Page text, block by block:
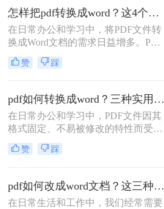
和适用场景，您可以根据自己的需求
选择最合适的方式。
怎样把pdf转换成word？这4个转换方法快收藏起来！
在日常办公和学习中，将PDF文件转
换成Word文档的需求日益增多。PDF
文件因其不易被编辑和修改的特性而
广受青睐，但在某些情况下，我们可
步的编辑和修改。那么怎样把PDF转
换成Word呢？本文将介绍四种将PDF
转换成Word的方法，旨在帮助用户快
速、准确地完成PDF到Word的转换。
赞 踩
pdf如何转换成word？三种实用方法教会你！
在日常办公和学习中，PDF文件因其
格式固定、不易被修改的特性而受到
广泛应用。然而，当需要编辑或修改
PDF文件内容时，将其转换为Word文
何转换成word呢？本文将介绍三种将
PDF转换成Word的方法。
赞 踩
pdf如何改成word文档？这三种方法快来尝试下吧 ！
在日常生活和工作中，我们经常需要